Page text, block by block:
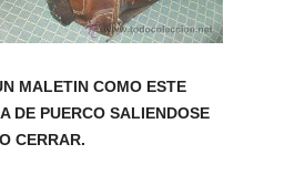
MALETIN COMO ESTE
DE PUERCO SALIENDOSE
CERRAR.